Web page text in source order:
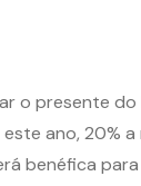
o presente
ano, 20%
benéfica